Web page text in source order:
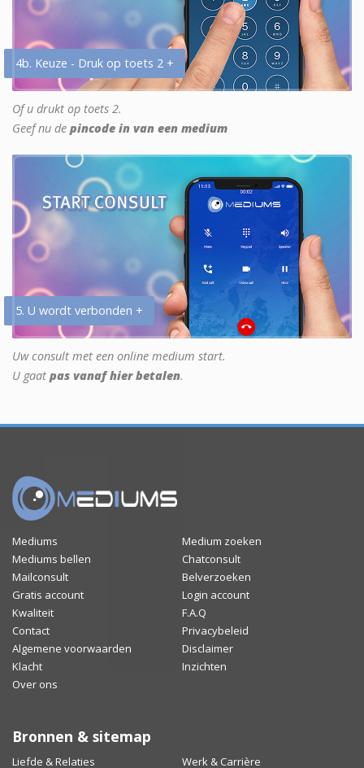
4b. Keuze - Druk op toets 2 +
Of u drukt op toets 2.
Geef nu de pincode in van een medium
5. U wordt verbonden +
Uw consult met een online medium start.
U gaat pas vanaf hier betalen.
Mediums
Medium zoeken
Mediums bellen
Chatconsult
Mailconsult
Belverzoeken
Gratis account
Login account
Kwaliteit
F.A.Q
Contact
Privacybeleid
Algemene voorwaarden
Disclaimer
Klacht
Inzichten
Over ons
Bronnen & sitemap
Liefde & Relaties Werk & Carrière